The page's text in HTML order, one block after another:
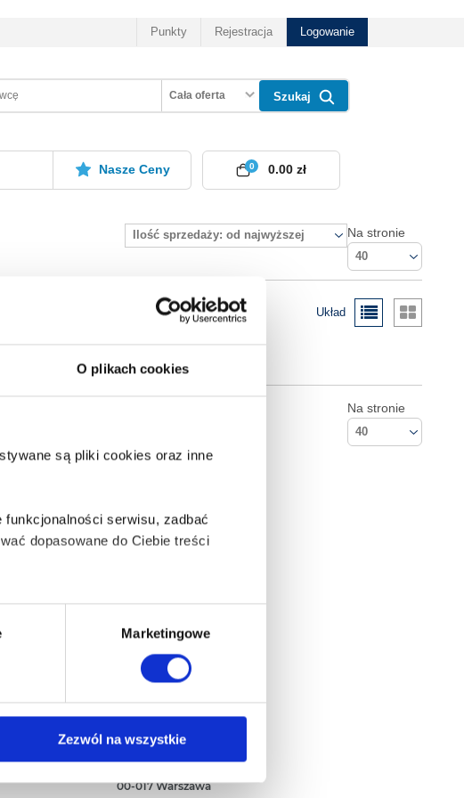
O plikach cookies
są pliki cookies oraz inne
funkcjonalności serwisu, zadbać
dopasowane do Ciebie treści
- są także takie, które wymagają
Marketingowe
Zezwól na wszystkie
Punkty Rejestracja Logowanie
Cała oferta Szukaj
Nasze Ceny 0
0.00 zł
Ilość sprzedaży: od najwyższej Na stronie
40
Układ
Na stronie
40
Empik S.A
00-017 Warszawa